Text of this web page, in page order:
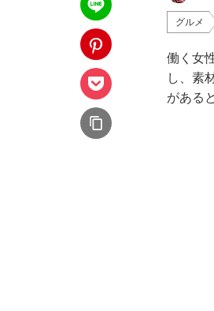
グルメ
働く女
し、素
がある